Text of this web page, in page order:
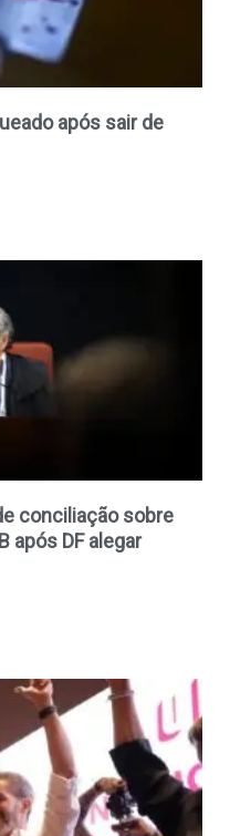
após sair de
conciliação sobre
após DF alegar